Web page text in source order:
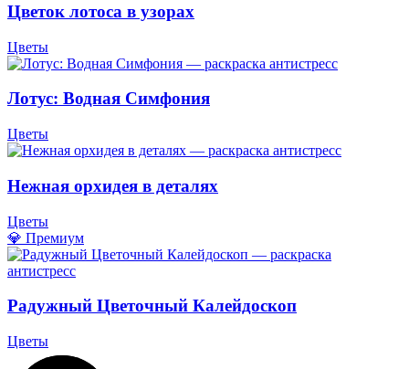
Цветок лотоса в узорах
Цветы
Лотус: Водная Симфония
Цветы
Нежная орхидея в деталях
Цветы
💎 Премиум
Радужный Цветочный Калейдоскоп
Цветы